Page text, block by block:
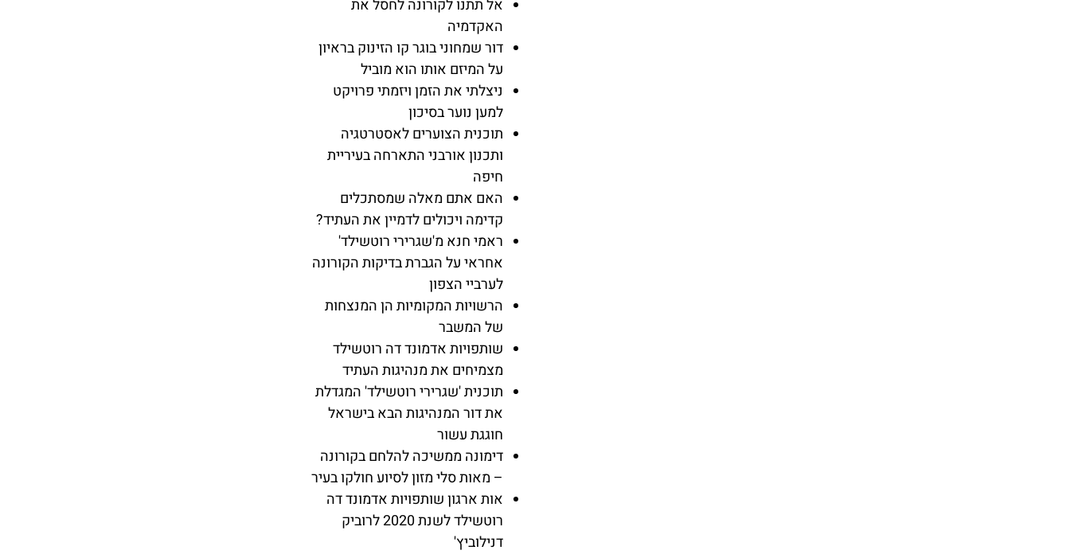
אל תתנו לקורונה לחסל את
האקדמיה
דור שמחוני בוגר קו הזינוק בראיון
על המיזם אותו הוא מוביל
ניצלתי את הזמן ויזמתי פרויקט
למען נוער בסיכון
תוכנית הצוערים לאסטרטגיה
ותכנון אורבני התארחה בעיריית
חיפה
האם אתם מאלה שמסתכלים
קדימה ויכולים לדמיין את העתיד?
ראמי חנא מ'שגרירי רוטשילד'
אחראי על הגברת בדיקות הקורונה
לערביי הצפון
הרשויות המקומיות הן המנצחות
של המשבר
שותפויות אדמונד דה רוטשילד
מצמיחים את מנהיגות העתיד
תוכנית 'שגרירי רוטשילד' המגדלת
את דור המנהיגות הבא בישראל
חוגגת עשור
דימונה ממשיכה להלחם בקורונה
– מאות סלי מזון לסיוע חולקו בעיר
אות ארגון שותפויות אדמונד דה
רוטשילד לשנת 2020 לרוביק
דנילוביץ'